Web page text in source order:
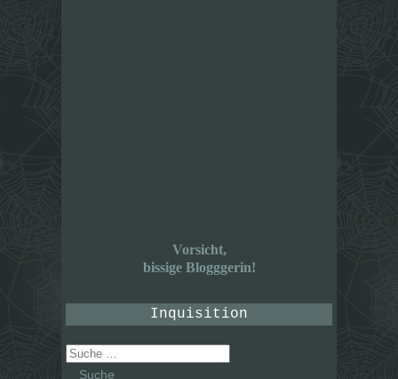
Vorsicht,
bissige Blogggerin!
Inquisition
Suche
nach: